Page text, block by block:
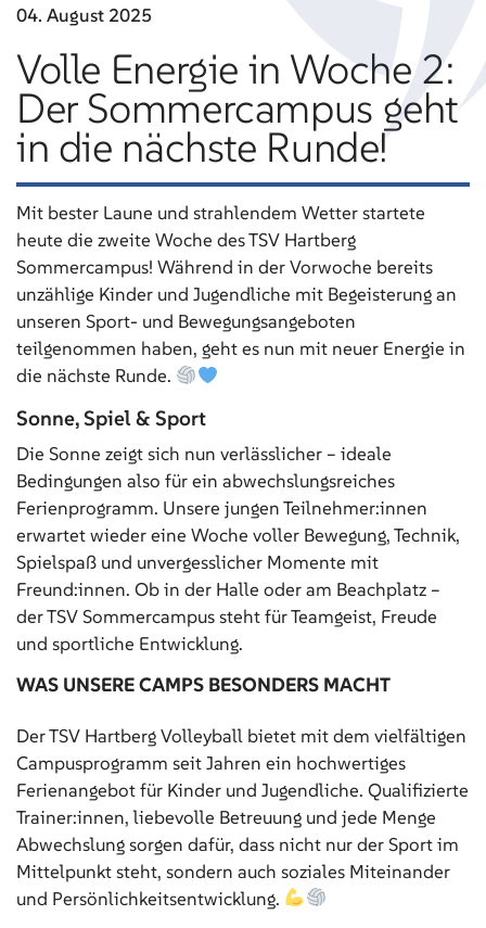
04. August 2025
Volle Energie in Woche 2:
Der Sommercampus geht
in die nächste Runde!
Mit bester Laune und strahlendem Wetter startete
heute die zweite Woche des TSV Hartberg
Sommercampus! Während in der Vorwoche bereits
unzählige Kinder und Jugendliche mit Begeisterung an
unseren Sport- und Bewegungsangeboten
teilgenommen haben, geht es nun mit neuer Energie in
die nächste Runde.
Sonne, Spiel & Sport
Die Sonne zeigt sich nun verlässlicher – ideale
Bedingungen also für ein abwechslungsreiches
Ferienprogramm. Unsere jungen Teilnehmer:innen
erwartet wieder eine Woche voller Bewegung, Technik,
Spielspaß und unvergesslicher Momente mit
Freund:innen. Ob in der Halle oder am Beachplatz –
der TSV Sommercampus steht für Teamgeist, Freude
und sportliche Entwicklung.
WAS UNSERE CAMPS BESONDERS MACHT
Der TSV Hartberg Volleyball bietet mit dem vielfältigen
Campusprogramm seit Jahren ein hochwertiges
Ferienangebot für Kinder und Jugendliche. Qualifizierte
Trainer:innen, liebevolle Betreuung und jede Menge
Abwechslung sorgen dafür, dass nicht nur der Sport im
Mittelpunkt steht, sondern auch soziales Miteinander
und Persönlichkeitsentwicklung.